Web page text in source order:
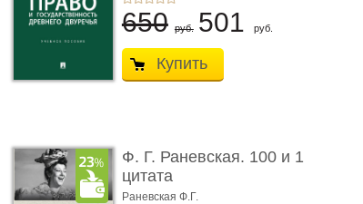
650 руб. 501 руб.
Купить
Ф. Г. Раневская. 100 и 1
цитата
Раневская Ф.Г.